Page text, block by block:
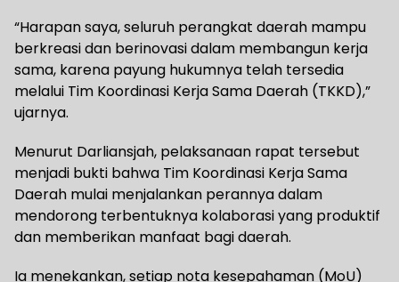
“Harapan saya, seluruh perangkat daerah mampu
berkreasi dan berinovasi dalam membangun kerja
sama, karena payung hukumnya telah tersedia
melalui Tim Koordinasi Kerja Sama Daerah (TKKD),”
ujarnya.
Menurut Darliansjah, pelaksanaan rapat tersebut
menjadi bukti bahwa Tim Koordinasi Kerja Sama
Daerah mulai menjalankan perannya dalam
mendorong terbentuknya kolaborasi yang produktif
dan memberikan manfaat bagi daerah.
Ia menekankan, setiap nota kesepahaman (MoU)